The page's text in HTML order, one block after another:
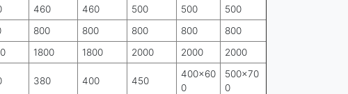
460 460 500 500
500
800 800 800 800
800
1800 1800 2000 2000
2000
380 400 450
400×60
0
500×70
0